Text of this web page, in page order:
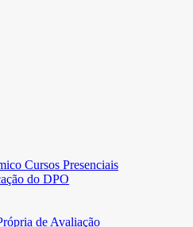
Cursos Presenciais
do DPO
de Avaliação